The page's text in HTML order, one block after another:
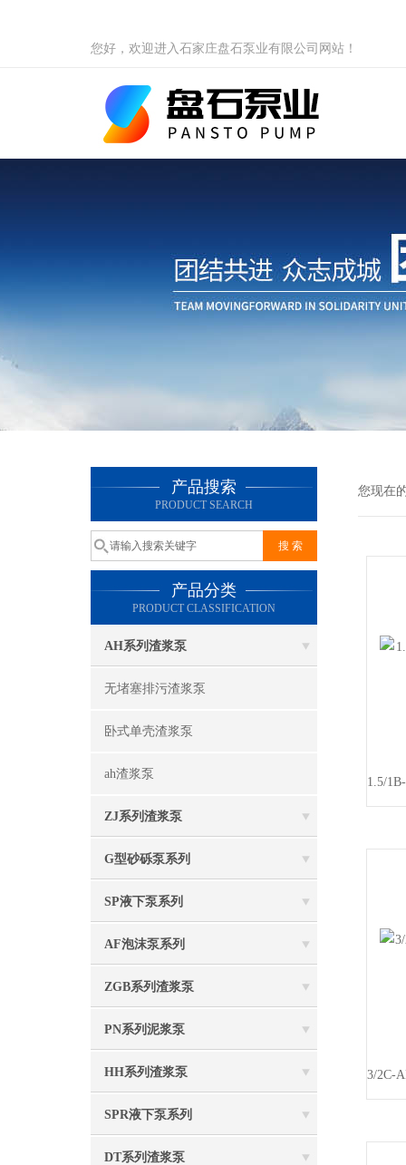
您好，欢迎进入石家庄盘石泵业有限公司网站！
产品搜索
PRODUCT SEARCH
产品分类
PRODUCT CLASSIFICATION
AH系列渣浆泵
无堵塞排污渣浆泵
卧式单壳渣浆泵
ah渣浆泵
ZJ系列渣浆泵
G型砂砾泵系列
SP液下泵系列
AF泡沫泵系列
ZGB系列渣浆泵
PN系列泥浆泵
HH系列渣浆泵
SPR液下泵系列
DT系列渣浆泵
您现在